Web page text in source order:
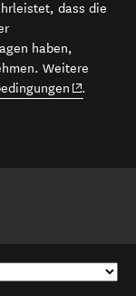
dass die
haben,
Weitere
(opens in
.